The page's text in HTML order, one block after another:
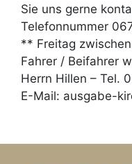
Sie uns gerne
Telefonnummer
** Freitag
Fahrer / Beifahrer
Herrn Hillen – Tel.
E-Mail: ausgabe-